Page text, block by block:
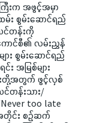
ကြီးက အဖွင့်အမှာ
မ်း စွမ်းဆောင်ရည်
င်တန်းကို
ောင်စီ၏ လမ်းညွှန်
ား စွမ်းဆောင်ရည်
း အမြစ်များ
းတို့အတွက် ဖွင့်လှစ်
သင်တန်းသား/
too late
တိုင်း စဉ်ဆက်